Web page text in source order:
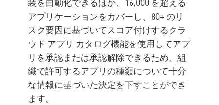
アプリケーションをカバーし、80+ のリ
スク要因に基づいてスコア付けするクラ
ウド アプリ カタログ機能を使用してアプ
リを承認または承認解除できるため、組
織で許可するアプリの種類について十分
な情報に基づいた決定を下すことができ
ます。